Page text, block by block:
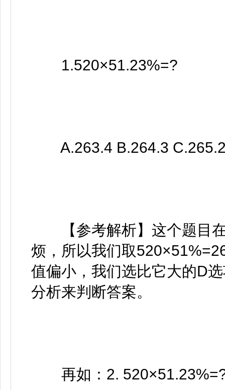
1.520×51.23%=?
A.263.4 B.264.3
【参考解析】这个题目在
烦，所以我们取
值偏小，我们选比它大的D
分析来判断答案。
再如：2.